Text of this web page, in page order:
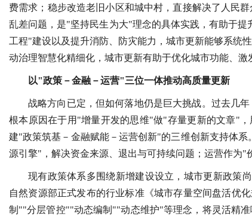
费需求；稳步改造老旧小区和城中村，直接解决了人民
乱差问题，是"坚持民生为大"理念的具体实践，有助于
工程"建设以及提升消防、防灾能力，城市更新能够系统
动治理智慧化精细化，城市更新有助于优化城市功能、
以"政策－金融－运营"三位一体推动高质量更新
战略方向已定，但如何落地仍是巨大挑战。过去几
根本原因在于用"增量开发的思维"做"存量更新的文章"
建"政策筑基－金融赋能－运营创新"的三维创新支持体
源引擎"，解决资金来源、退出与可持续问题；运营作为"
现有政策体系多围绕新增建设设立，城市更新政策
自然资源部正式发布的行业标准《城市存量空间盘活优
制""分层管控""动态编制""动态维护"等理念，将灵活精